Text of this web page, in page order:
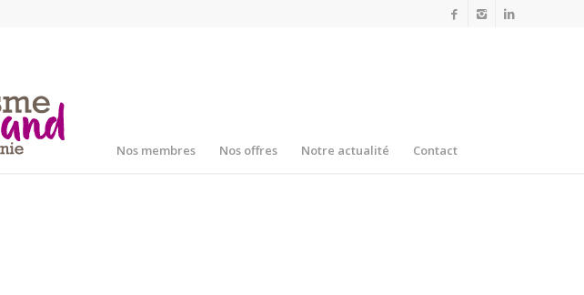
Nos membres Nos offres Notre actualité Contact